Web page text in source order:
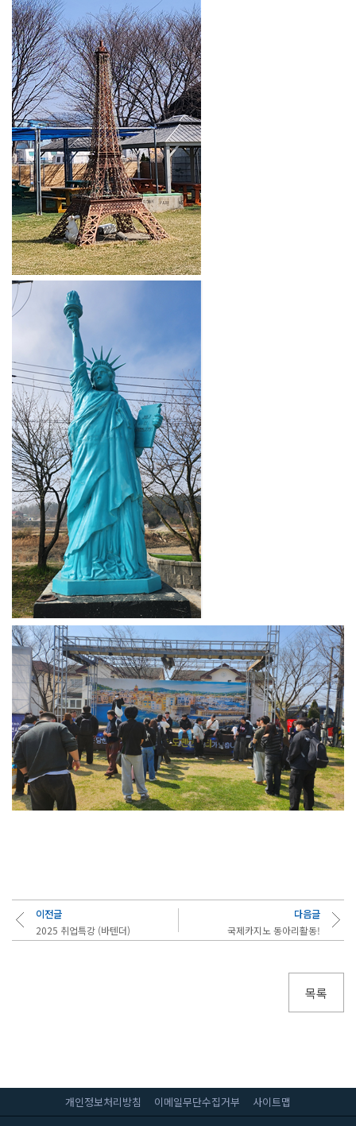
이전글
2025 취업특강 (바텐더)
다음글
국제카지노 동아리활동!
목록
개인정보처리방침 이메일무단수집거부 사이트맵